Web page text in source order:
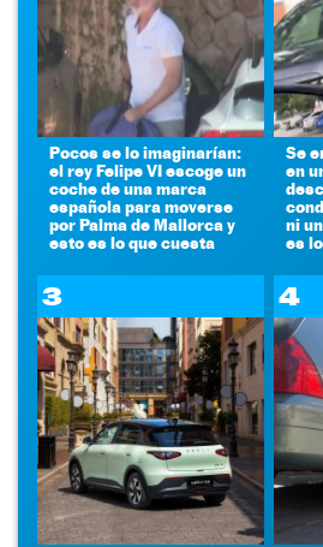
Pocos se lo imaginarían:
el rey Felipe VI escoge un
coche de una marca
española para moverse
por Palma de Mallorca y
esto es lo que cuesta
Se
en
ni
es
3 4